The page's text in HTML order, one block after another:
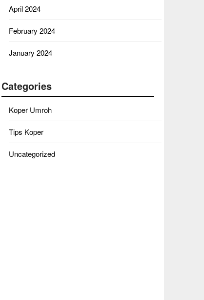
April 2024
February 2024
January 2024
Categories
Koper Umroh
Tips Koper
Uncategorized